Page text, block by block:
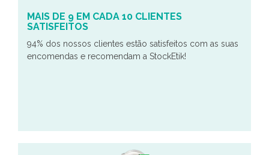
MAIS DE 9 EM CADA 10 CLIENTES
SATISFEITOS
94% dos nossos clientes estão satisfeitos com as suas
encomendas e recomendam a StockEtik!